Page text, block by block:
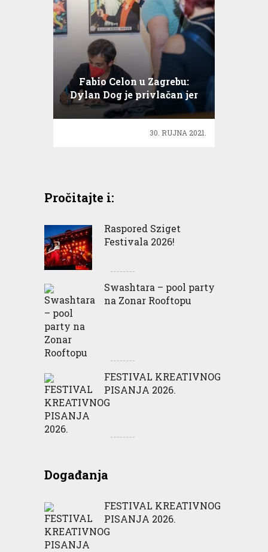
Fabio Celon u Zagrebu:
Dylan Dog je privlačan jer
nije superjunak
30. RUJNA 2021.
Pročitajte i:
Raspored Sziget
Festivala 2026!
Swashtara – pool party
na Zonar Rooftopu
FESTIVAL KREATIVNOG
PISANJA 2026.
Događanja
FESTIVAL KREATIVNOG
PISANJA 2026.